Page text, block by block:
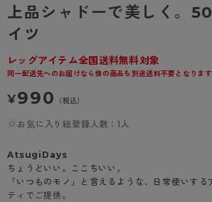
- ひざ下丈タイツ
ソックス・靴下
レギンス・スパッツ
肌着・インナー
- タンクトップ
- カップ付きインナー
雑貨・小物
スクールタイム
CLINICAL
ハイジュニ
配送方法について
お問い合わせについて
上品シャドーで美しく。
イツ
レッグアイテム全国送料無料対象
同一配送先へのお届けなら他の商品も別途送料不要となります
¥990 （税込）
お気に入り総登録人数：1人
AtsugiDays
ちょうどいい。ここちいい。
「いつものモノ」と言えるような、日常使いする
ティでご提供。